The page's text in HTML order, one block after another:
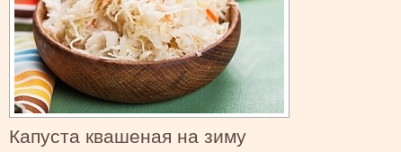
Капуста квашеная на зиму